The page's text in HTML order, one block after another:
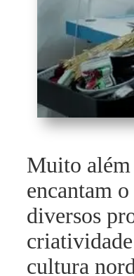
Muito além
encantam
diversos
criatividade
cultura